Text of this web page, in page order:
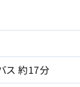
ス 約17分